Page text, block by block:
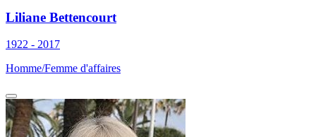
Liliane Bettencourt
1922 - 2017
Homme/Femme d'affaires